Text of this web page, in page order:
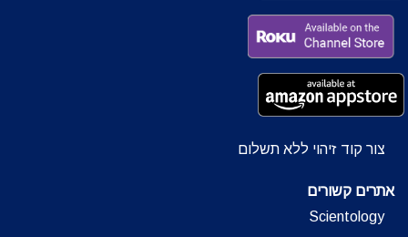
צור קוד זיהוי ללא תשלום
אתרים קשורים
Scientology